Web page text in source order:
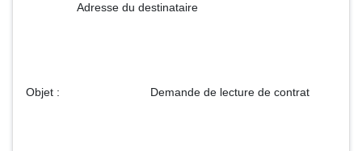
Adresse du destinataire
Objet : Demande de lecture de contrat